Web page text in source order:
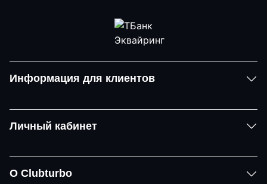
Информация для клиентов
Личный кабинет
О Clubturbo